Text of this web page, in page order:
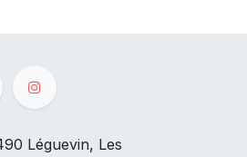
Léguevin, Les